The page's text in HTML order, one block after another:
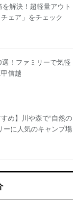
を解決！超軽量アウト
ェア」をチェック
！ファミリーで気軽
信越
め】川や森で“自然の
ーに人気のキャンプ場